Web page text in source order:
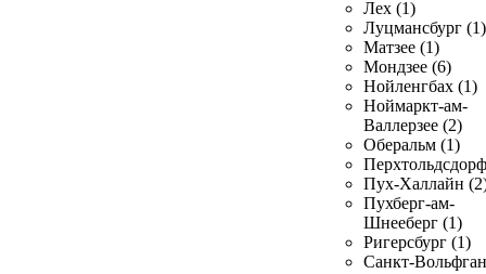
Лех (1)
Луцмансбург (1)
Матзее (1)
Мондзее (6)
Нойленгбах (1)
Ноймаркт-ам-
Валлерзее (2)
Оберальм (1)
Пух-Халлайн
Пухберг-ам-
Шнееберг (1)
Ригерсбург (1)
Санкт-